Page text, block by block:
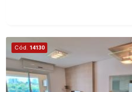
mercado imobiliário de
Referência em imóveis de alto
especialistas na venda e
apartamentos nos
Cód. 14130